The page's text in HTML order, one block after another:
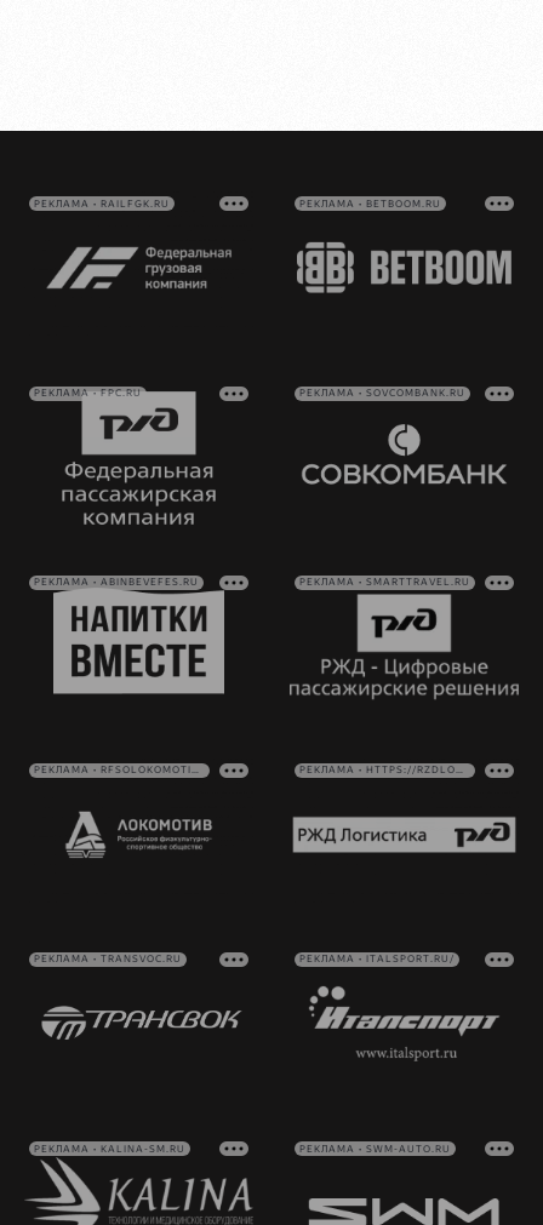
РЕКЛАМА • RAILFGK.RU РЕКЛАМА • BETBOOM.RU
РЕКЛАМА • FPC.RU РЕКЛАМА • SOVCOMBANK.RU
РЕКЛАМА • ABINBEVEFES.RU РЕКЛАМА • SMARTTRAVEL.RU
РЕКЛАМА • RFSOLOKOMOTIV.RU РЕКЛАМА • HTTPS://RZDLOG.RU/
РЕКЛАМА • TRANSVOC.RU РЕКЛАМА • ITALSPORT.RU/
РЕКЛАМА • KALINA-SM.RU РЕКЛАМА • SWM-AUTO.RU